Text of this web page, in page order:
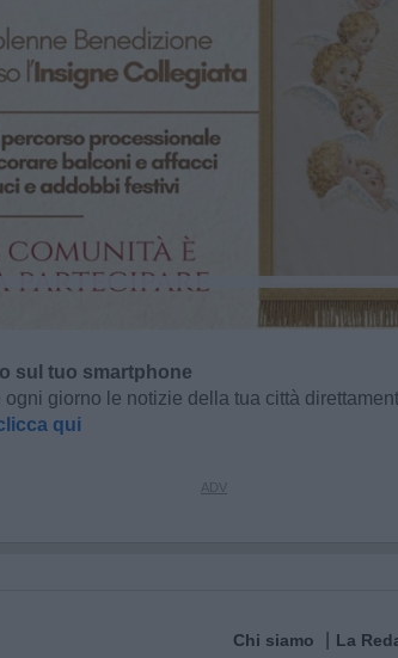
sul tuo smartphone
ogni giorno le notizie della tua città
qui
Chi siamo La